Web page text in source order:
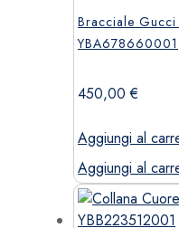
Bracciale
YBA678660001
450,00€
Aggiungi al
Aggiungi al